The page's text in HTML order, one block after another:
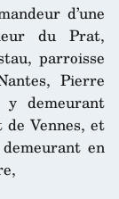
d’une
du Prat,
parroisse
Pierre
demeurant
Vennes, et
en